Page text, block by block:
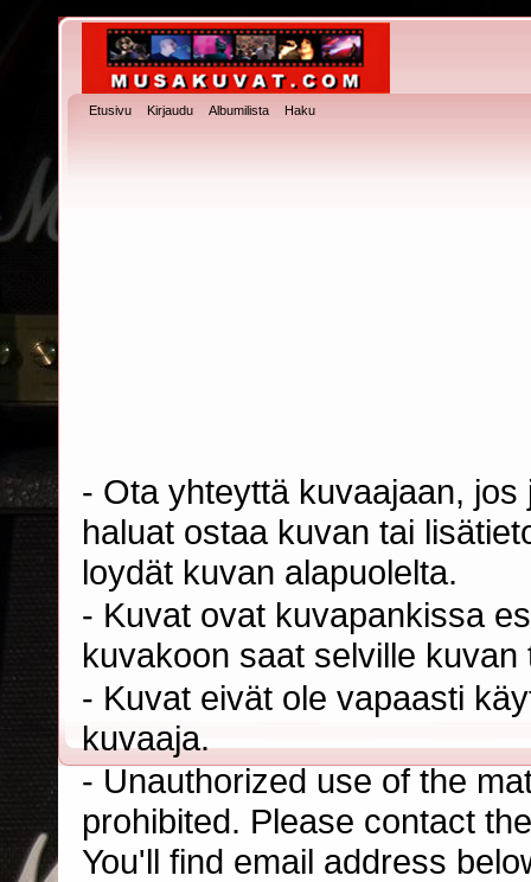
Etusivu Kirjaudu Albumilista Haku
- Ota yhteyttä kuvaajaan,
haluat ostaa kuvan tai
loydät kuvan alapuolelta.
- Kuvat ovat kuvapankissa
kuvakoon saat selville
- Kuvat eivät ole vapaasti
kuvaaja.
- Unauthorized use of the
prohibited. Please contact
You'll find email address